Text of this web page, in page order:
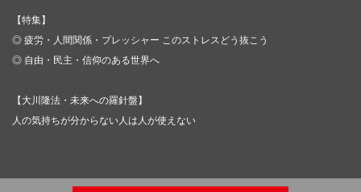
【特集】
◎ 疲労・人間関係・プレッシャー このストレスどう抜こう
◎ 自由・民主・信仰のある世界へ
【大川隆法・未来への羅針盤】
人の気持ちが分からない人は人が使えない